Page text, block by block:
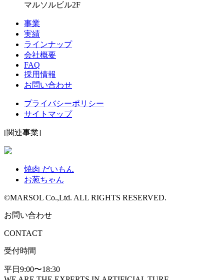
マルソルビル2F
事業
実績
ラインナップ
会社概要
FAQ
採用情報
お問い合わせ
プライバシーポリシー
サイトマップ
[関連事業]
焼肉 だいもん
お葱ちゃん
©MARSOL Co.,Ltd. ALL RIGHTS RESERVED.
お問い合わせ
CONTACT
受付時間
平日9:00〜18:30